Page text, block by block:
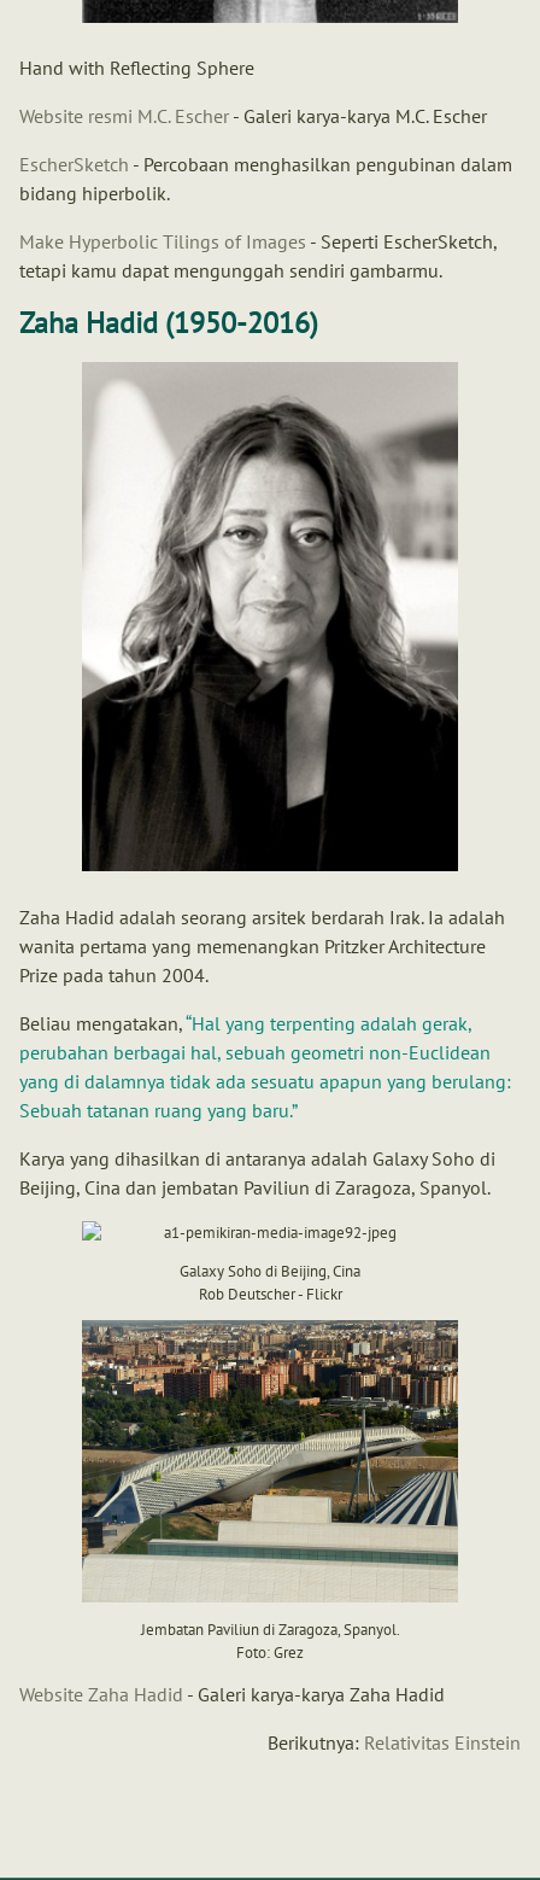
Hand with Reflecting Sphere
Website resmi M.C. Escher - Galeri karya-karya M.C. Escher
EscherSketch - Percobaan menghasilkan pengubinan dalam
bidang hiperbolik.
Make Hyperbolic Tilings of Images - Seperti EscherSketch,
tetapi kamu dapat mengunggah sendiri gambarmu.
Zaha Hadid (1950-2016)
Zaha Hadid adalah seorang arsitek berdarah Irak. Ia adalah
wanita pertama yang memenangkan Pritzker Architecture
Prize pada tahun 2004.
Beliau mengatakan, Hal yang terpenting adalah gerak,
perubahan berbagai hal, sebuah geometri non-Euclidean
yang di dalamnya tidak ada sesuatu apapun yang berulang:
Sebuah tatanan ruang yang baru.
Karya yang dihasilkan di antaranya adalah Galaxy Soho di
Beijing, Cina dan jembatan Paviliun di Zaragoza, Spanyol.
Galaxy Soho di Beijing, Cina
Rob Deutscher - Flickr
Jembatan Paviliun di Zaragoza, Spanyol.
Foto: Grez
Website Zaha Hadid - Galeri karya-karya Zaha Hadid
Berikutnya: Relativitas Einstein